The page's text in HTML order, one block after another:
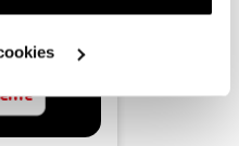
em "Configurar